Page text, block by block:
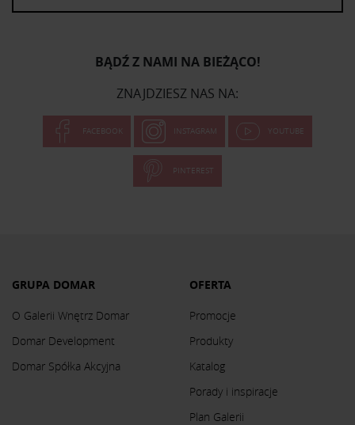
BĄDŹ Z NAMI NA BIEŻĄCO!
ZNAJDZIESZ NAS NA:
FACEBOOK INSTAGRAM YOUTUBE
PINTEREST
GRUPA DOMAR
O Galerii Wnętrz Domar
Domar Development
Domar Spółka Akcyjna
OFERTA
Promocje
Produkty
Katalog
Porady i inspiracje
Plan Galerii